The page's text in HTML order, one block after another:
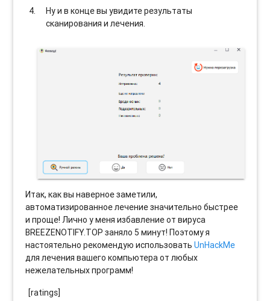
Ну и в конце вы увидите результаты
сканирования и лечения.
Итак, как вы наверное заметили,
автоматизированное лечение значительно быстрее
и проще! Лично у меня избавление от вируса
BREEZENOTIFY.TOP заняло 5 минут! Поэтому я
настоятельно рекомендую использоватьUnHackMe
для лечения вашего компьютера от любых
нежелательных программ!
[ratings]